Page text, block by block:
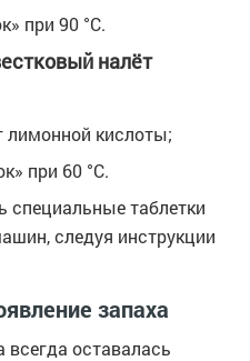
при 90 °C.
налёт
лимонной кислоты;
при 60 °C.
специальные таблетки
следуя инструкции
запаха
оставалась